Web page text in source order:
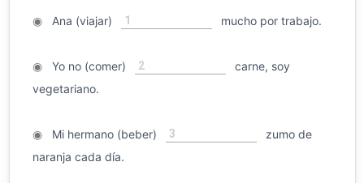
◉Ana (viajar) 1 mucho por trabajo.
◉Yo no (comer) 2
carne, soy
vegetariano.
◉Mi hermano (beber) 3
zumo de
naranja cada día.